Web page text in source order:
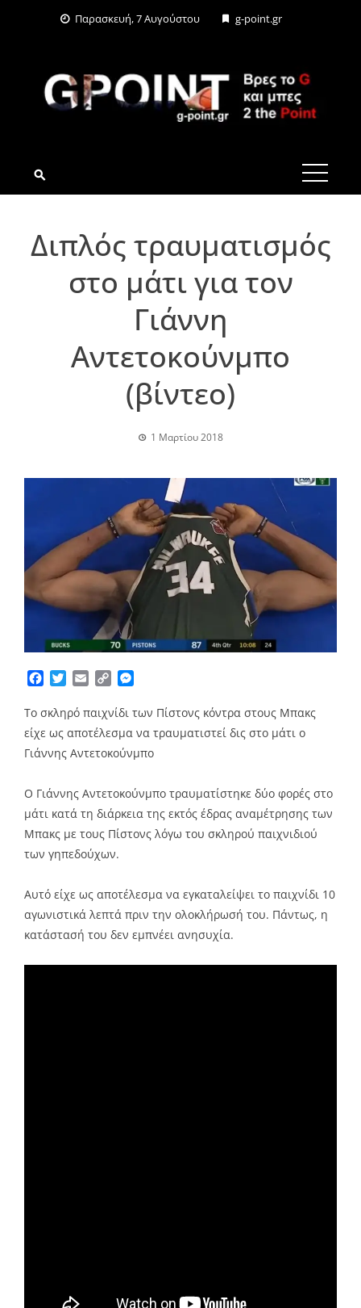
Παρασκευή, 7 Αυγούστου g-point.gr
G-POINT.GR
Διπλός τραυματισμός
στο μάτι για τον
Γιάννη
Αντετοκούνμπο
(βίντεο)
1 Μαρτίου 2018
Facebook
TwitterEmailCopy
To σκληρό παιχνίδι των Πίστονς κόντρα στους Μπακς
είχε ως αποτέλεσμα να τραυματιστεί δις στο μάτι ο
Γιάννης Αντετοκούνμπο
Ο Γιάννης Αντετοκούνμπο τραυματίστηκε δύο φορές στο
μάτι κατά τη διάρκεια της εκτός έδρας αναμέτρησης των
Μπακς με τους Πίστονς λόγω του σκληρού παιχνιδιού
των γηπεδούχων.
Αυτό είχε ως αποτέλεσμα να εγκαταλείψει το παιχνίδι 10
αγωνιστικά λεπτά πριν την ολοκλήρωσή του. Πάντως, η
κατάστασή του δεν εμπνέει ανησυχία.